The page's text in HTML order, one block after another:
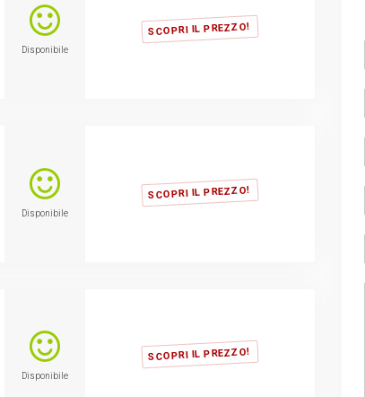
SCOPRI IL PREZZO!
Disponibile
SCOPRI IL PREZZO!
Disponibile
SCOPRI IL PREZZO!
Disponibile